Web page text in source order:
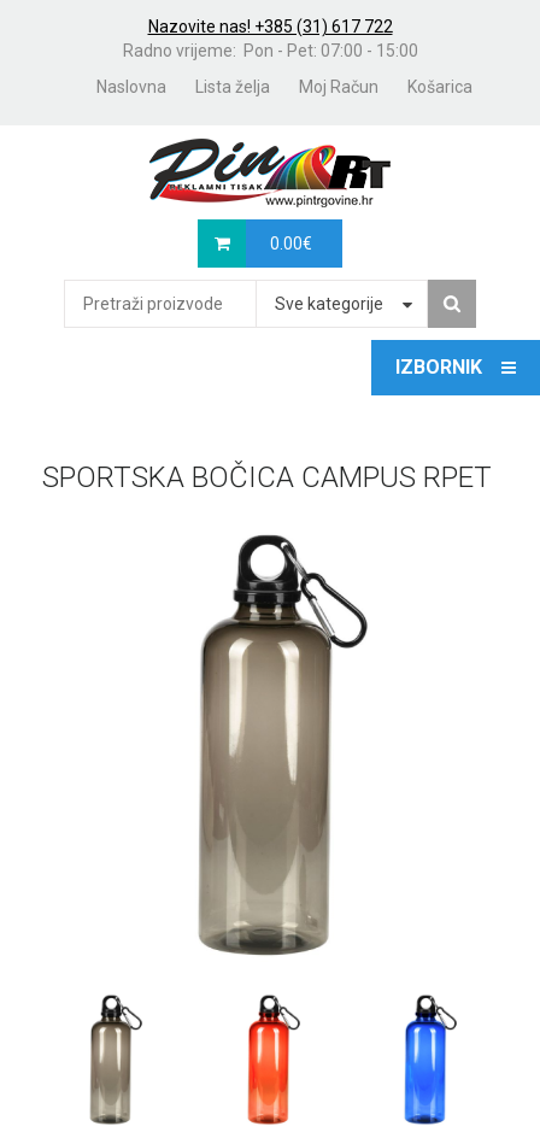
Nazovite nas! +385 (31) 617 722
Radno vrijeme: Pon - Pet: 07:00 - 15:00
Naslovna
Lista želja Moj Račun Košarica
0.00€
Sve kategorije
SPORTSKA BOČICA CAMPUS RPET